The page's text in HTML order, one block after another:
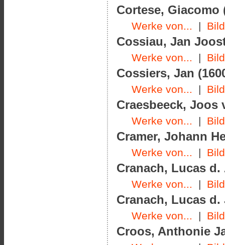
Cortese, Giacomo
Werke von... |
Cossiau, Jan
Werke von... |
Cossiers, Jan
Werke von... |
Craesbeeck, Joos
Werke von... |
Cramer, Johann
Werke von... |
Cranach, Lucas d.
Werke von... |
Cranach, Lucas d.
Werke von... |
Croos, Anthonie